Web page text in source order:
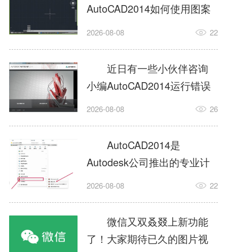
AutoCAD2014如何使用图案
填充?今日为你们带来的文章
用图案填充的内容，还有不
清楚小伙伴和小编一起去学
习一下吧。1.打开
AutoCAD2014这款软件，进
入AutoCAD2014的操作界
面，如图所示：2.在该界面内
找到矩形选项，如图所示：3.
点击矩...
2026-08-08 22
近日有一些小伙伴咨询
小编AutoCAD2014运行错误
怎么办?下面就为大家带来了
办的解决方法，有需要的小
伙伴可以来了解了解哦。1.打
开控制面板，选择
AutodeskAutoCAD2014。2.
等AutodeskAutoCAD2014的
安装程序加载完毕。3.选择添
加/...
2026-08-08 26
AutoCAD2014是
Autodesk公司推出的专业计
算机辅助设计（CAD）软
子、建筑、服装等多个工程
与设计领域。作为行业标准
工具之一，它提供了强大的
2026-08-08 22
微信又双叒叕上新功能
了！大家期待已久的图片视